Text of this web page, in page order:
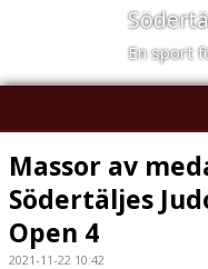
En sport
Massor av
Södertäljes
Open 4
2021-11-22 10:42